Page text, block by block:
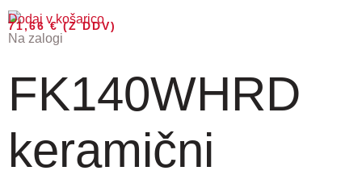
71,66€(Z DDV)
Dodaj v košarico
Na zalogi
FK140WHRD
keramični